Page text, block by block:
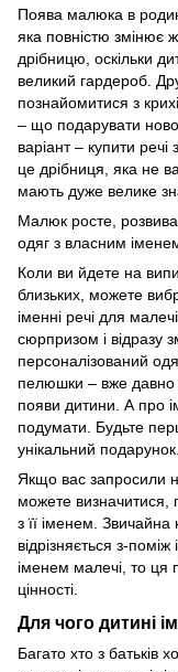
Поява малюка в
яка повністю змінює
дрібницю, оскільки
великий гардероб.
познайомитися з
– що подарувати
варіант – купити
це дрібниця, яка не
мають дуже велике
Малюк росте,
одяг з власним іменем
Коли ви йдете на
близьких, можете
іменні речі для
сюрпризом і відразу
персоналізований
пелюшки – вже давно
появи дитини. А про
подумати. Будьте
унікальний подарунок.
Якщо вас запросили
можете визначитися,
з її іменем.
відрізняється з-
іменем малечі, то ця
цінності.
Для чого дитині
Багато хто з батьків